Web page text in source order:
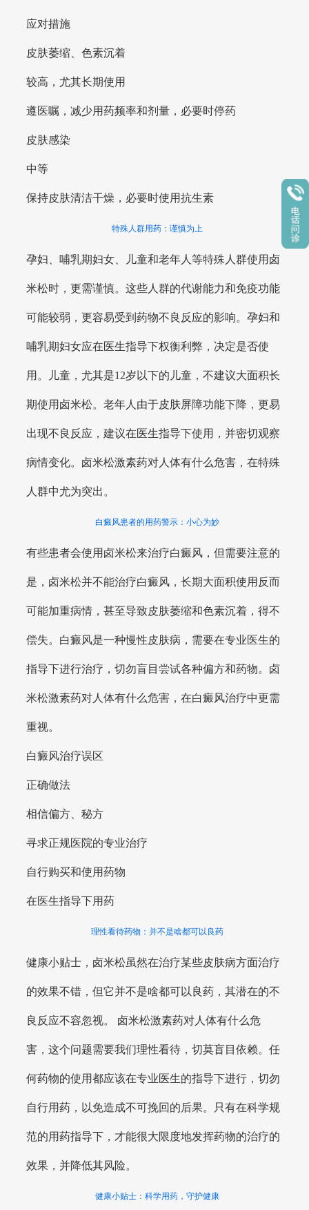
应对措施
皮肤萎缩、色素沉着
较高，尤其长期使用
遵医嘱，减少用药频率和剂量，必要时停药
皮肤感染
中等
保持皮肤清洁干燥，必要时使用抗生素
特殊人群用药：谨慎为上
孕妇、哺乳期妇女、儿童和老年人等特殊人群使用卤
米松时，更需谨慎。这些人群的代谢能力和免疫功能
可能较弱，更容易受到药物不良反应的影响。孕妇和
哺乳期妇女应在医生指导下权衡利弊，决定是否使
用。儿童，尤其是12岁以下的儿童，不建议大面积长
期使用卤米松。老年人由于皮肤屏障功能下降，更易
出现不良反应，建议在医生指导下使用，并密切观察
病情变化。卤米松激素药对人体有什么危害，在特殊
人群中尤为突出。
白癜风患者的用药警示：小心为妙
有些患者会使用卤米松来治疗白癜风，但需要注意的
是，卤米松并不能治疗白癜风，长期大面积使用反而
可能加重病情，甚至导致皮肤萎缩和色素沉着，得不
偿失。白癜风是一种慢性皮肤病，需要在专业医生的
指导下进行治疗，切勿盲目尝试各种偏方和药物。卤
米松激素药对人体有什么危害，在白癜风治疗中更需
重视。
白癜风治疗误区
正确做法
相信偏方、秘方
寻求正规医院的专业治疗
自行购买和使用药物
在医生指导下用药
理性看待药物：并不是啥都可以良药
健康小贴士，卤米松虽然在治疗某些皮肤病方面治疗
的效果不错，但它并不是啥都可以良药，其潜在的不
良反应不容忽视。 卤米松激素药对人体有什么危
害，这个问题需要我们理性看待，切莫盲目依赖。任
何药物的使用都应该在专业医生的指导下进行，切勿
自行用药，以免造成不可挽回的后果。只有在科学规
范的用药指导下，才能很大限度地发挥药物的治疗的
效果，并降低其风险。
健康小贴士：科学用药，守护健康